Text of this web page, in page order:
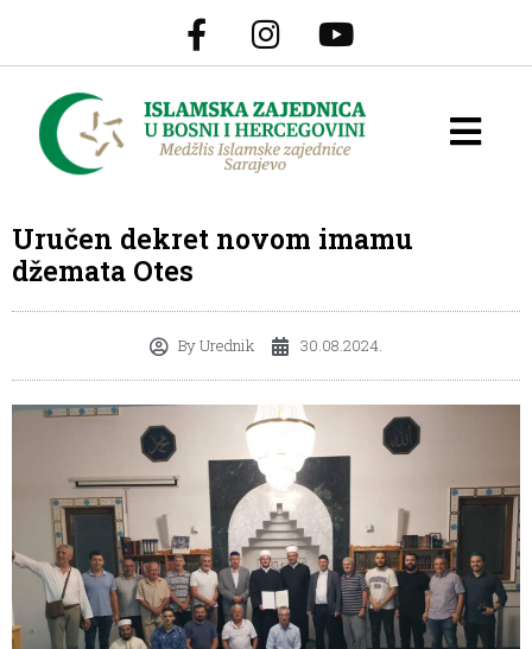
Uručen dekret novom imamu
džemata Otes
ByUrednik 30.08.2024.